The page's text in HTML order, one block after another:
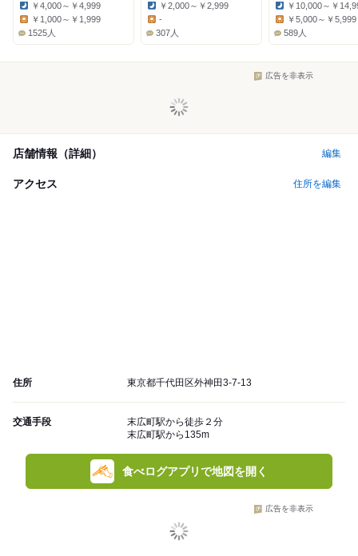
Dinner:
￥4,000～￥4,999
￥1,000～￥1,999
1525人
Dinner:
￥2,000～￥2,999
-
307人
Dinner:
￥10,000～￥
￥5,000～￥5,999
589人
広告を非表示
店舗情報（詳細） 編集
アクセス 住所を編集
住所 東京都千代田区外神田3-7-13
交通手段
末広町駅から徒歩２分
末広町駅から135m
食べログアプリで地図を開く
広告を非表示